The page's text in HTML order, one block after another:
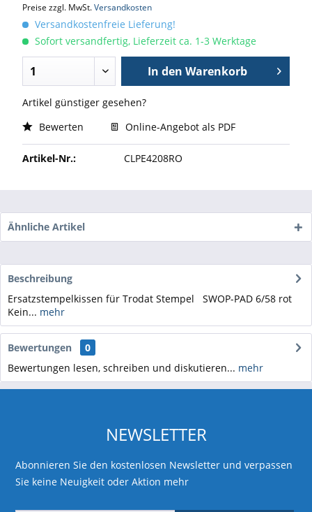
Preise zzgl. MwSt.Versandkosten
Versandkostenfreie Lieferung!
Sofort versandfertig, Lieferzeit ca. 1-3 Werktage
In den Warenkorb
Artikel günstiger gesehen?
Bewerten
Online-Angebot als PDF
Artikel-Nr.: CLPE4208RO
Ähnliche Artikel
Beschreibung
Ersatzstempelkissen für Trodat Stempel SWOP-PAD 6/58 rot
Kein... mehr
Bewertungen
0
Bewertungen lesen, schreiben und diskutieren... mehr
NEWSLETTER
Abonnieren Sie den kostenlosen Newsletter und verpassen
Sie keine Neuigkeit oder Aktion mehr